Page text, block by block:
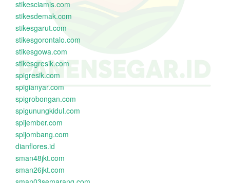
stikesciamis.com
stikesdemak.com
stikesgarut.com
stikesgorontalo.com
stikesgowa.com
stikesgresik.com
spigresik.com
spigianyar.com
spigrobongan.com
spigunungkidul.com
spijember.com
spijombang.com
dianflores.id
sman48jkt.com
sman26jkt.com